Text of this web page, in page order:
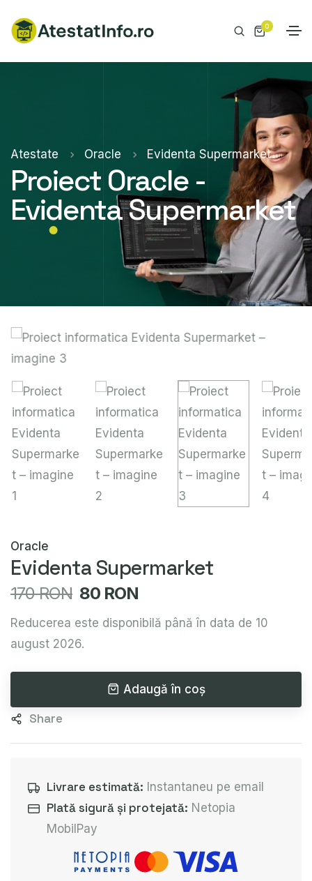
0
Atestate Oracle Evidenta Supermarket
Proiect Oracle -
Evidenta Supermarket
Oracle
Evidenta Supermarket
170 RON 80 RON
Reducerea este disponibilă până în data de 10
august 2026.
Adaugă în coș
Share
Livrare estimată: Instantaneu pe email
Plată sigură și protejată: Netopia
MobilPay